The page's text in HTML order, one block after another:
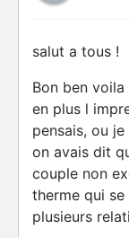
salut a tous !
Bon ben
en plus l
pensais, ou
on avais dit
couple non
therme qui
plusieurs